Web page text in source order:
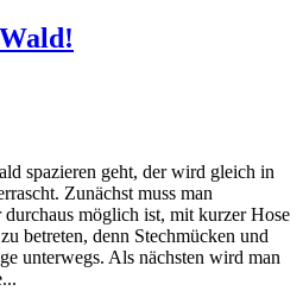
spazieren geht, der wird gleich in
Zunächst muss man
durchaus möglich ist, mit kurzer Hose
betreten, denn Stechmücken und
unterwegs. Als nächsten wird man